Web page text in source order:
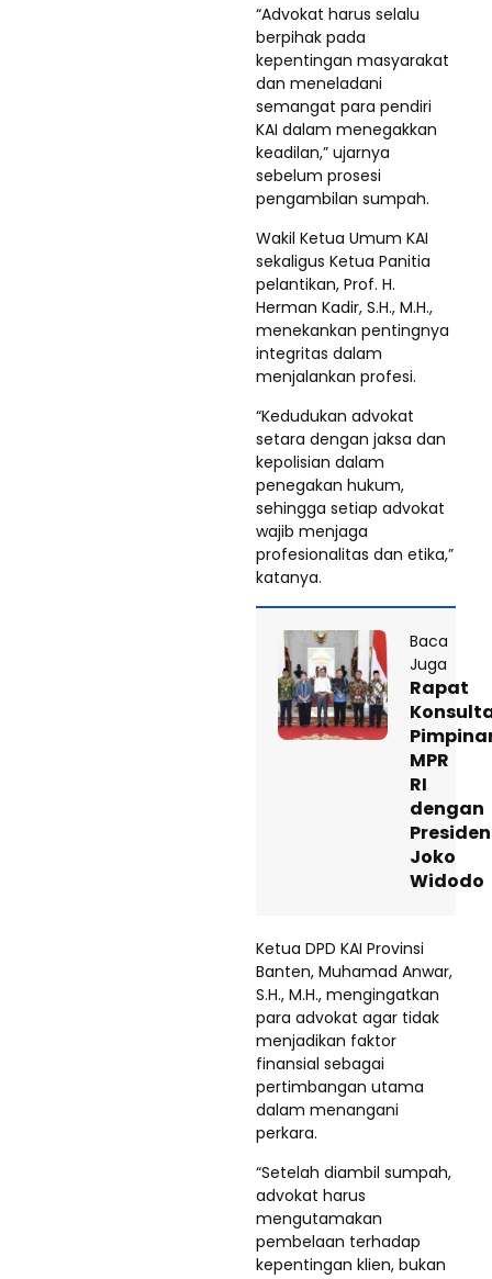
“Advokat harus selalu
berpihak pada
kepentingan masyarakat
dan meneladani
semangat para pendiri
KAI dalam menegakkan
keadilan,” ujarnya
sebelum prosesi
pengambilan sumpah.
Wakil Ketua Umum KAI
sekaligus Ketua Panitia
pelantikan, Prof. H.
Herman Kadir, S.H., M.H.,
menekankan pentingnya
integritas dalam
menjalankan profesi.
“Kedudukan advokat
setara dengan jaksa dan
kepolisian dalam
penegakan hukum,
sehingga setiap advokat
wajib menjaga
profesionalitas dan etika,”
katanya.
Baca
Juga
Rapat
MPR
RI
dengan
Presiden
Joko
Widodo
Ketua DPD KAI Provinsi
Banten, Muhamad Anwar,
S.H., M.H., mengingatkan
para advokat agar tidak
menjadikan faktor
finansial sebagai
pertimbangan utama
dalam menangani
perkara.
“Setelah diambil sumpah,
advokat harus
mengutamakan
pembelaan terhadap
kepentingan klien, bukan